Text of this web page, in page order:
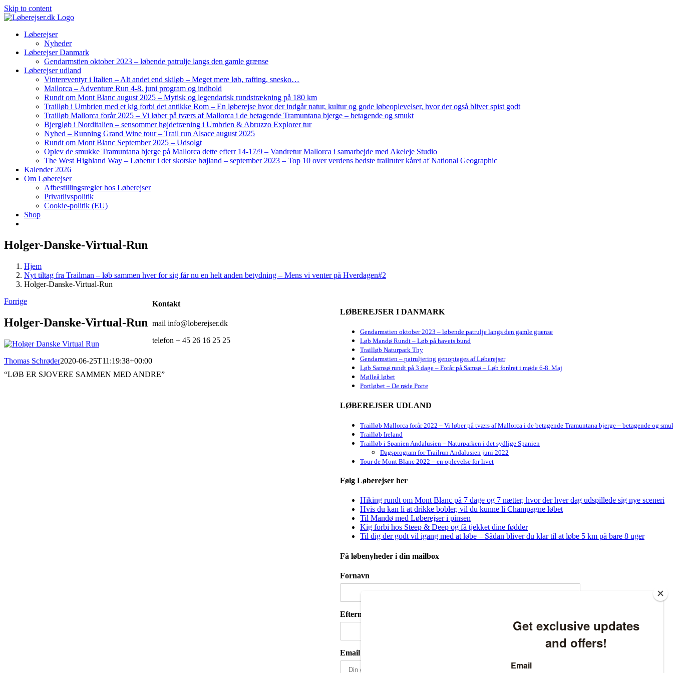
Skip to content
Løberejser
Nyheder
Løberejser Danmark
Gendarmstien oktober 2023 – løbende patrulje langs den gamle grænse
Løberejser udland
Vintereventyr i Italien – Alt andet end skiløb – Meget mere løb, rafting, snesko…
Mallorca – Adventure Run 4-8. juni program og indhold
Rundt om Mont Blanc august 2025 – Mytisk og legendarisk rundstrækning på 180 km
Trailløb i Umbrien med et kig forbi det antikke Rom – En løberejse hvor der indgår natur, kultur og gode løbeoplevelser, hvor der også bliver spist godt
Trailløb Mallorca forår 2025 – Vi løber på tværs af Mallorca i de betagende Tramuntana bjerge – betagende og smukt
Bjergløb i Norditalien – sensommer højdetræning i Umbrien & Abruzzo Explorer tur
Nyhed – Running Grand Wine tour – Trail run Alsace august 2025
Rundt om Mont Blanc September 2025 – Udsolgt
Oplev de smukke Tramuntana bjerge på Mallorca dette efterr 14-17/9 – Vandretur Mallorca i samarbejde med Akeleje Studio
The West Highland Way – Løbetur i det skotske højland – september 2023 – Top 10 over verdens bedste trailruter kåret af National Geographic
Kalender 2026
Om Løberejser
Afbestillingsregler hos Løberejser
Privatlivspolitik
Cookie-politik (EU)
Shop
Holger-Danske-Virtual-Run
Hjem
Nyt tiltag fra Trailman – løb sammen hver for sig får nu en helt anden betydning – Mens vi venter på Hverdagen#2
Holger-Danske-Virtual-Run
Forrige
Holger-Danske-Virtual-Run
Thomas Schrøder2020-06-25T11:19:38+00:00
LØBEREJSER I DANMARK
Gendarmstien oktober 2023 – løbende patrulje langs den gamle grænse
Løb Mandø Rundt – Løb på havets bund
Trailløb Naturpark Thy
Gendarmstien – patruljering genoptages af Løberejser
Løb Samsø rundt på 3 dage – Forår på Samsø – Løb foråret i møde 6-8. Maj
Mølleå løbet
Portløbet – De røde Porte
LØBEREJSER UDLAND
Trailløb Mallorca forår 2022 – Vi løber på tværs af Mallorca i de betagende Tramuntana bjerge – betagende og
Trailløb Ireland
Trailløb i Spanien Andalusien – Naturparken i det sydlige Spanien
Dagsprogram for Trailrun Andalusien juni 2022
Tour de Mont Blanc 2022 – en oplevelse for livet
Følg Løberejser her
Hiking rundt om Mont Blanc på 7 dage og 7 nætter, hvor der hver dag udspillede sig nye sceneri
Hvis du kan li at drikke bobler, vil du kunne li Champagne løbet
Til Mandø med Løberejser i pinsen
Kig forbi hos Steep & Deep og få tjekket dine fødder
Til dig der godt vil igang med at løbe – Sådan bliver du klar til at løbe 5 km på bare 8 uger
Få løbenyheder i din mailbox
Fornavn
Efternavn
Email adresse:
Kontakt
mail info@loberejser.dk
telefon + 45 26 16 25 25
“LØB ER SJOVERE SAMMEN MED ANDRE”